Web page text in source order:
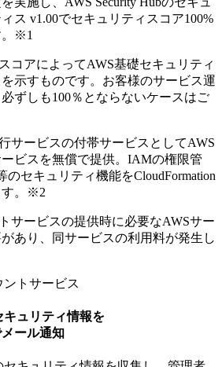
ス v1.00でセキュリティスコア100%
※1
コアによってAWS基礎セキュリティ
示すものです。お客様のサービス運
ずしも100％とならないケースはご
サービスの付帯サービスとしてAWS
ビスを無償で提供。IAMの権限管
のセキュリティ機能をCloudFormation
。
※2
サービスの提供時に必要なAWSサー
あり、同サービスの利用料が発生し
キュリティ情報を
ール通知